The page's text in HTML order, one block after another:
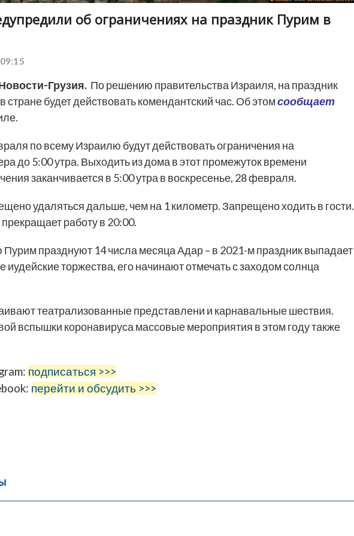
об ограничениях на праздник Пурим в
Грузия. По решению правительства Израиля, на праздник
будет действовать комендантский час. Об этомсообщает
по всему Израилю будут действовать ограничения на
до 5:00 утра. Выходить из дома в этот промежуток времени
заканчивается в 5:00 утра в воскресенье, 28 февраля.
удаляться дальше, чем на 1 километр. Запрещено ходить в гости.
работу в 20:00.
празднуют 14 числа месяца Адар – в 2021-м праздник выпадает
иудейские торжества, его начинают отмечать с заходом солнца
театрализованные представлени и карнавальные шествия.
вспышки коронавируса массовые мероприятия в этом году также
подписаться >>>
перейти и обсудить >>>